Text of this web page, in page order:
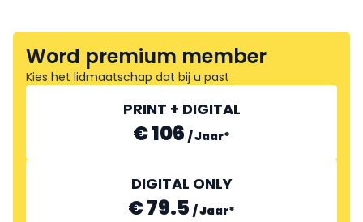
Word premium member
Kies het lidmaatschap dat bij u past
PRINT + DIGITAL
€ 106 /Jaar*
DIGITAL ONLY
€ 79.5 /Jaar*